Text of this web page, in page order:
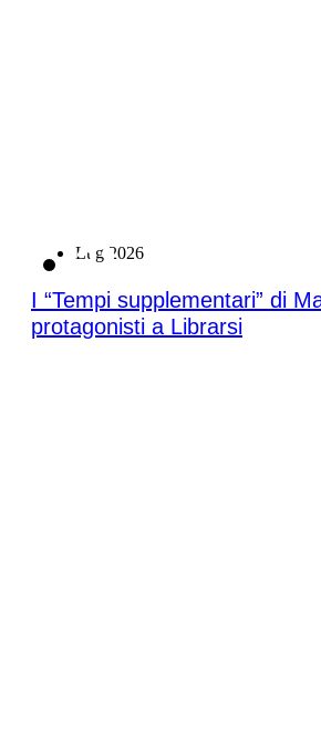
Lug 2026
21
I “Tempi supplementari” di
protagonisti a Librarsi